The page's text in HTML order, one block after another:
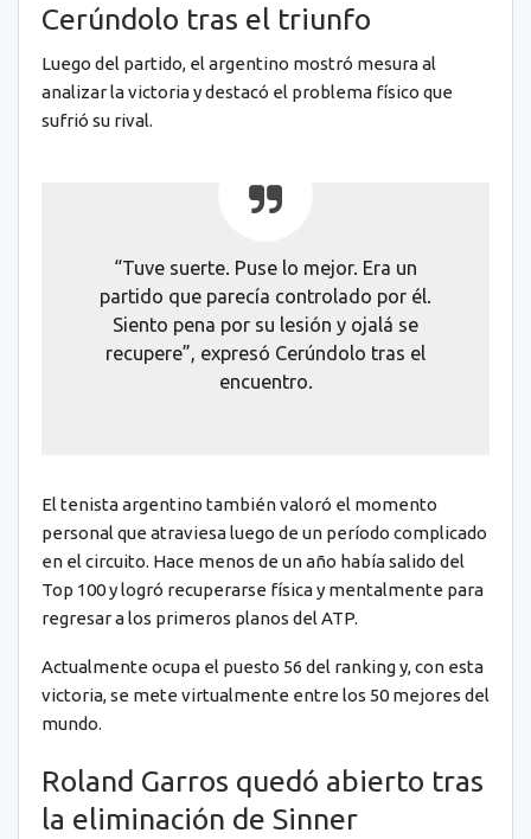
Cerúndolo tras el triunfo
Luego del partido, el argentino mostró mesura al
analizar la victoria y destacó el problema físico que
sufrió su rival.
“Tuve suerte. Puse lo mejor. Era un
partido que parecía controlado por él.
Siento pena por su lesión y ojalá se
recupere”, expresó Cerúndolo tras el
encuentro.
El tenista argentino también valoró el momento
personal que atraviesa luego de un período complicado
en el circuito. Hace menos de un año había salido del
Top 100 y logró recuperarse física y mentalmente para
regresar a los primeros planos del ATP.
Actualmente ocupa el puesto 56 del ranking y, con esta
victoria, se mete virtualmente entre los 50 mejores del
mundo.
Roland Garros quedó abierto tras
la eliminación de Sinner